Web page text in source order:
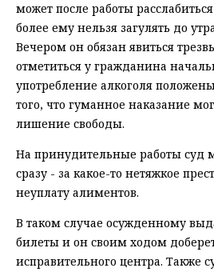
может после работы
более ему нельзя загулять до
Вечером он обязан явиться
отметиться у гражданина
употребление алкоголя
того, что гуманное наказание
лишение свободы.
На принудительные работы суд
сразу - за какое-то нетяжкое
неуплату алиментов.
В таком случае осужденному
билеты и он своим ходом
исправительного центра. Также